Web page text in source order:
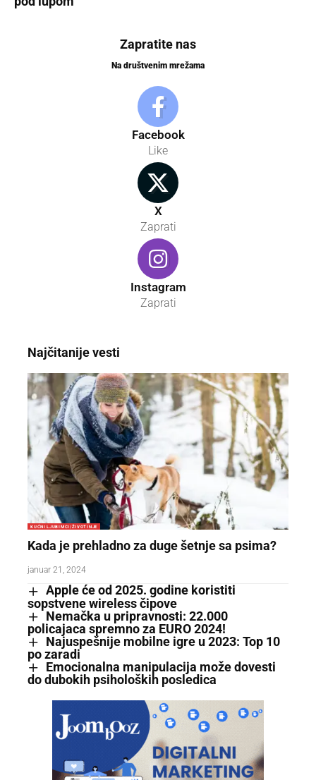
Zapratite nas
Na društvenim mrežama
Facebook
Like
X
Zaprati
Instagram
Zaprati
Najčitanije vesti
KUĆNI LJUBIMCI/ŽIVOTINJE
Kada je prehladno za duge šetnje sa psima?
januar 21, 2024
Apple će od 2025. godine koristiti
sopstvene wireless čipove
Nemačka u pripravnosti: 22.000
policajaca spremno za EURO 2024!
Najuspešnije mobilne igre u 2023: Top 10
po zaradi
Emocionalna manipulacija može dovesti
do dubokih psiholoških posledica